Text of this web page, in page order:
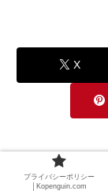
X
プライバシーポリシー
│Kopenguin.com